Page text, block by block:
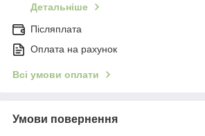
Детальніше
Післяплата
Оплата на рахунок
Всі умови оплати
Умови повернення